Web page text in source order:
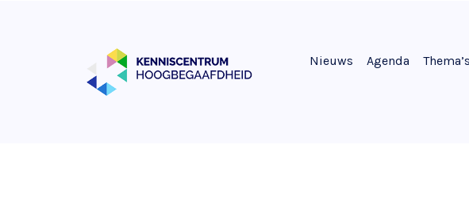
Nieuws Agenda Thema’s